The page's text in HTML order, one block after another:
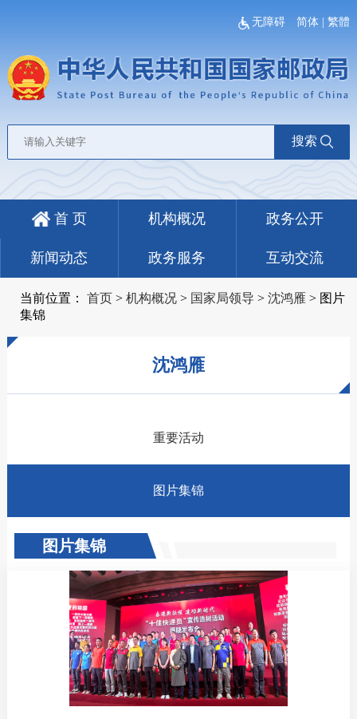
无障碍 简体 |繁體
搜索
首 页 机构概况 政务公开
新闻动态 政务服务 互动交流
当前位置： 首页> 机构概况> 国家局领导 > 沈鸿雁 > 图片
集锦
沈鸿雁
重要活动
图片集锦
图片集锦